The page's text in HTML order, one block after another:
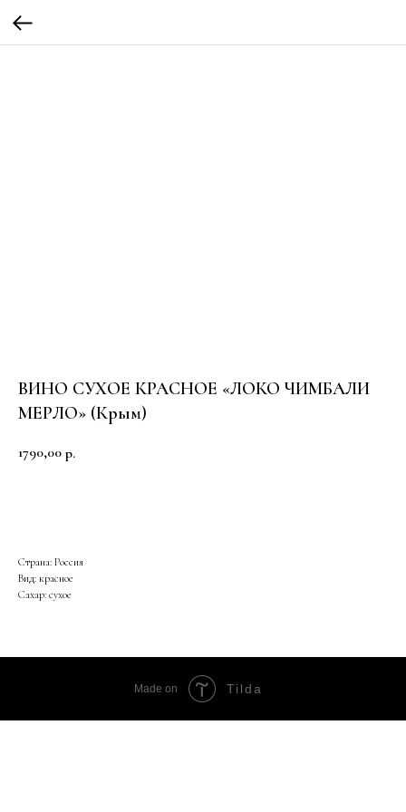
ВИНО СУХОЕ КРАСНОЕ «ЛОКО ЧИМБАЛИ
МЕРЛО» (Крым)
1790,00 р.
Страна: Россия
Вид: красное
Сахар: сухое
Made on Tilda